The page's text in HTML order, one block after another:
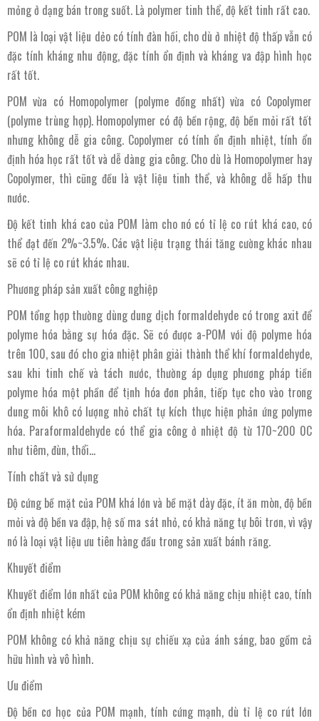
mỏng ở dạng bán trong suốt. Là polymer tinh thể, độ kết tinh rất cao.
POM là loại vật liệu dẻo có tính đàn hồi, cho dù ở nhiệt độ thấp vẫn có
đặc tính kháng nhu động, đặc tính ổn định và kháng va đập hình học
rất tốt.
POM vừa có Homopolymer (polyme đồng nhất) vừa có Copolymer
(polyme trùng hợp). Homopolymer có độ bền rộng, độ bền mỏi rất tốt
nhưng không dễ gia công. Copolymer có tính ổn định nhiệt, tính ổn
định hóa học rất tốt và dễ dàng gia công. Cho dù là Homopolymer hay
Copolymer, thì cũng đều là vật liệu tinh thể, và không dễ hấp thu
nước.
Độ kết tinh khá cao của POM làm cho nó có tỉ lệ co rút khá cao, có
thể đạt đến 2%~3.5%. Các vật liệu trạng thái tăng cường khác nhau
sẽ có tỉ lệ co rút khác nhau.
Phương pháp sản xuất công nghiệp
POM tổng hợp thường dùng dung dịch formaldehyde có trong axit để
polyme hóa bằng sự hóa đặc. Sẽ có được a-POM với độ polyme hóa
trên 100, sau đó cho gia nhiệt phân giải thành thể khí formaldehyde,
sau khi tinh chế và tách nước, thường áp dụng phương pháp tiền
polyme hóa một phần để tịnh hóa đơn phân, tiếp tục cho vào trong
dung môi khô có lượng nhỏ chất tự kích thực hiện phản ứng polyme
hóa. Paraformaldehyde có thể gia công ở nhiệt độ từ 170~200 0C
như tiêm, đùn, thổi…
Tính chất và sử dụng
Độ cứng bề mặt của POM khá lớn và bề mặt dày đặc, ít ăn mòn, độ bền
mỏi và độ bền va đập, hệ số ma sát nhỏ, có khả năng tự bôi trơn, vì vậy
nó là loại vật liệu ưu tiên hàng đầu trong sản xuất bánh răng.
Khuyết điểm
Khuyết điểm lớn nhất của POM không có khả năng chịu nhiệt cao, tính
ổn định nhiệt kém
POM không có khả năng chịu sự chiếu xạ của ánh sáng, bao gồm cả
hữu hình và vô hình.
Ưu điểm
Độ bền cơ học của POM mạnh, tính cứng mạnh, dù tỉ lệ co rút lớn